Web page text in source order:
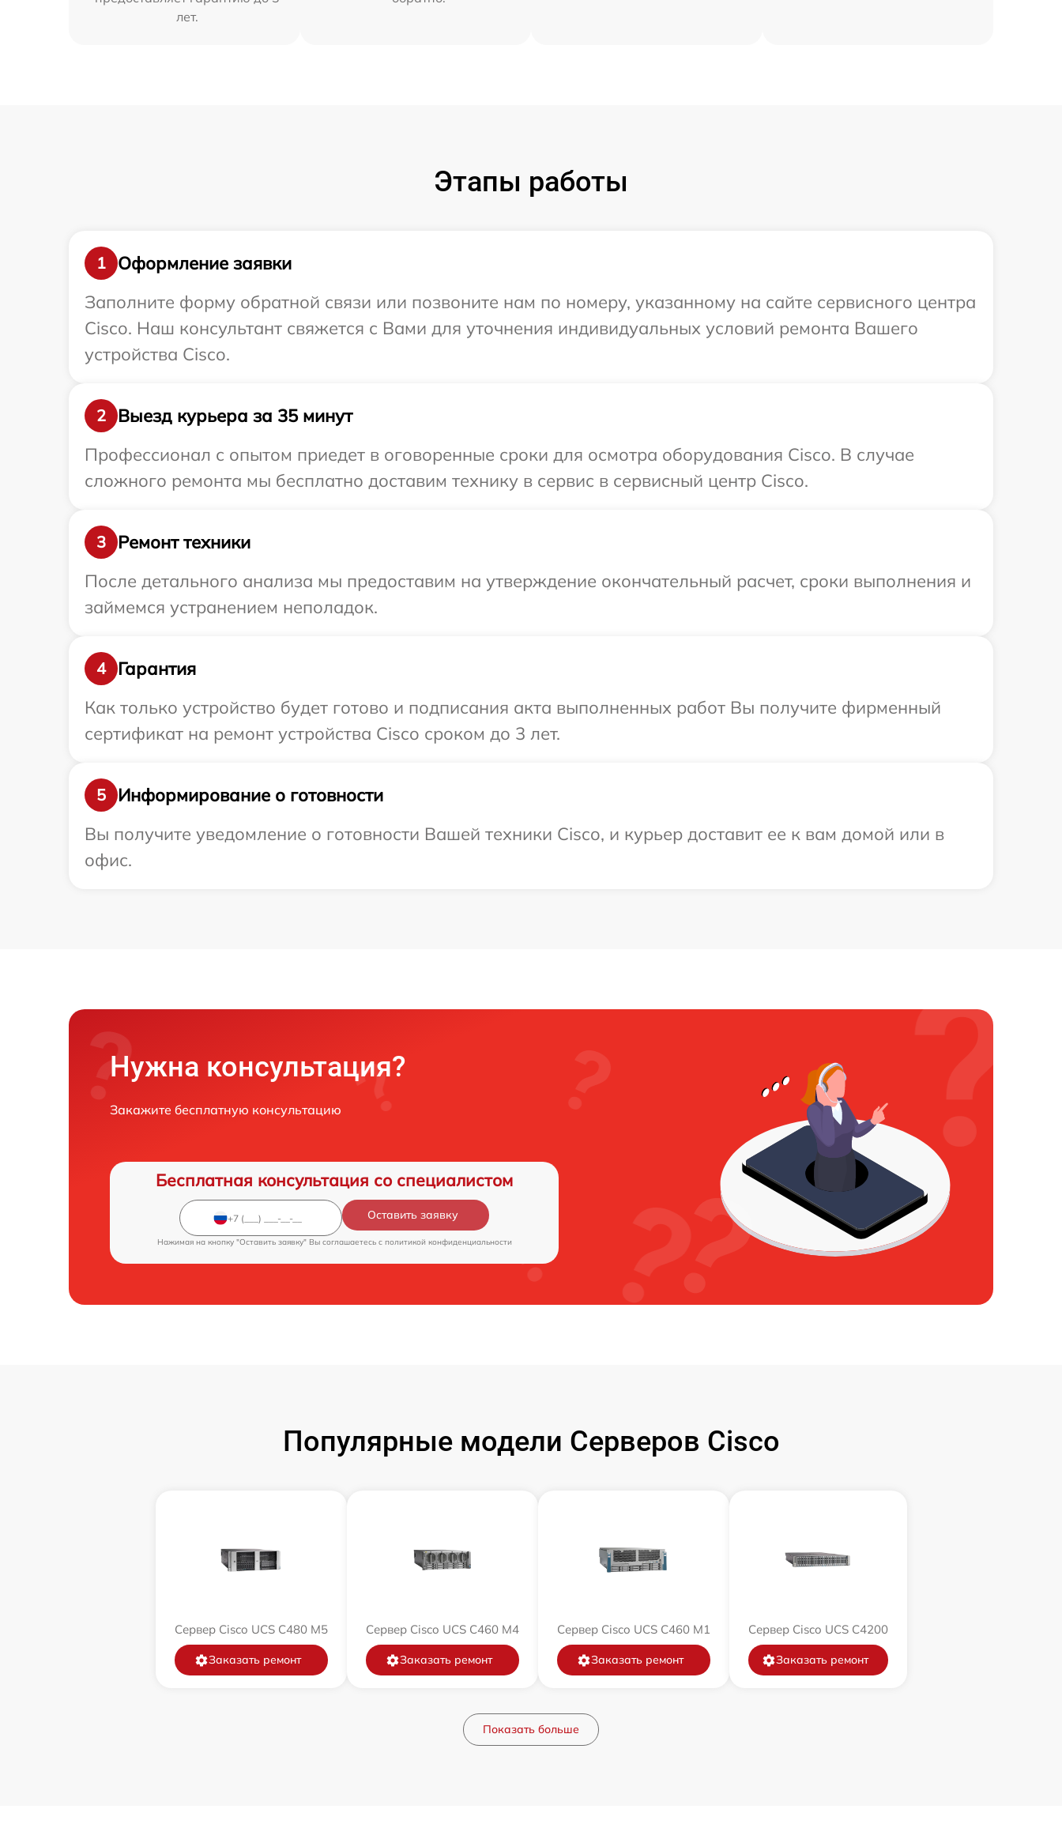
лет.
Этапы работы
1
Оформление заявки
Заполните форму обратной связи или позвоните нам по номеру, указанному на сайте сервисного центра
Cisco. Наш консультант свяжется с Вами для уточнения индивидуальных условий ремонта Вашего
устройства Cisco.
2
Выезд курьера за 35 минут
Профессионал с опытом приедет в оговоренные сроки для осмотра оборудования Cisco. В случае
сложного ремонта мы бесплатно доставим технику в сервис в сервисный центр Cisco.
3
Ремонт техники
После детального анализа мы предоставим на утверждение окончательный расчет, сроки выполнения и
займемся устранением неполадок.
4
Гарантия
Как только устройство будет готово и подписания акта выполненных работ Вы получите фирменный
сертификат на ремонт устройства Cisco сроком до 3 лет.
5
Информирование о готовности
Вы получите уведомление о готовности Вашей техники Cisco, и курьер доставит ее к вам домой или в
офис.
Нужна консультация?
Закажите бесплатную консультацию
Бесплатная консультация со специалистом
Оставить заявку
Нажимая на кнопку "Оставить заявку" Вы соглашаетесь c политикой конфиденциальности
Популярные модели Серверов Cisco
Сервер Cisco UCS C480 M5
Заказать ремонт
Сервер Cisco UCS C460 M4
Заказать ремонт
Сервер Cisco UCS C460 M1
Заказать ремонт
Сервер Cisco UCS C4200
Заказать ремонт
Показать больше